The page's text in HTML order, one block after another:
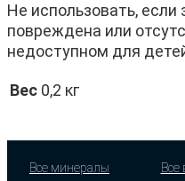
Не использовать,
повреждена или
недоступном для
Вес 0,2 кг
Все минералы
Все